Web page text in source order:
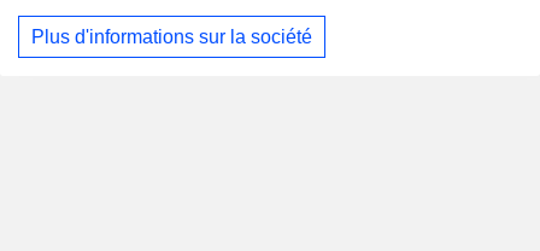
(MDI) aux marchés pharmaceutiques et de la santé du
monde entier. Le segment Beauté commercialise des
Plus d'informations sur la société